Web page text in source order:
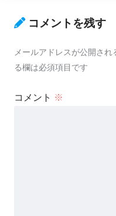
コメントを残す
メールアドレスが公開され
る欄は必須項目です
コメント ※